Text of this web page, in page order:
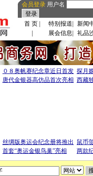
会员登录 用户名
首 页 特别报道
新闻
展会信息 礼品
０８奥帆赛纪念章近日首发 探月
唐代金银器高仿品首次亮相 西藏
丝绸版奥运会纪念册将推出 鼠币
首套“奥运金银鸟巢”亮相 两款